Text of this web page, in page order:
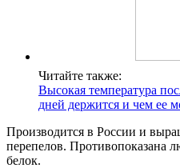
Читайте также:
Высокая температура
дней держится и чем ее
Производится в России и
перепелов. Противопоказана
белок.